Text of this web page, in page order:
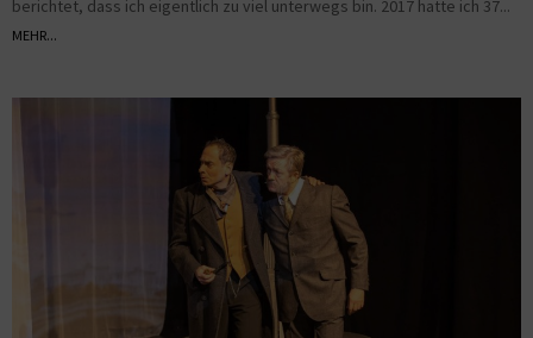
berichtet, dass ich eigentlich zu viel unterwegs bin. 2017 hatte ich 37...
MEHR...